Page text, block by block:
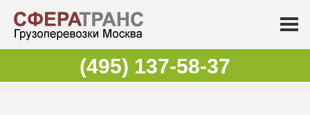
(495) 137-58-37